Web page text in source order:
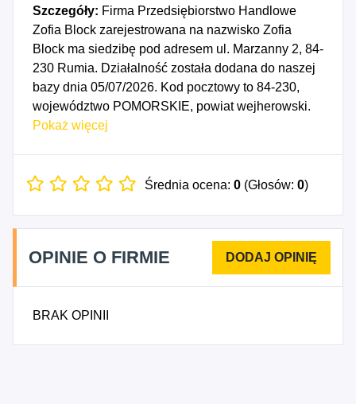
Szczegóły: Firma Przedsiębiorstwo Handlowe
Zofia Block zarejestrowana na nazwisko Zofia
Block ma siedzibę pod adresem ul. Marzanny 2, 84-
230 Rumia. Działalność została dodana do naszej
bazy dnia 05/07/2026. Kod pocztowy to 84-230,
województwo POMORSKIE, powiat wejherowski.
Numer Identyfikacji Podatkowej NIP to
545034505. Data rozpoczęcia działalności
detaliczna prowadzona w niewyspecjalizowanych
sklepach z przewagą żywności, napojów i wyrobów
tytoniowych, 4721Z - Sprzedaż detaliczna owoców
sklepach, 4722Z - Sprzedaż detaliczna mięsa i
Pokaż więcej
Średnia ocena: 0 (Głosów: 0)
OPINIE O FIRMIE
BRAK OPINII